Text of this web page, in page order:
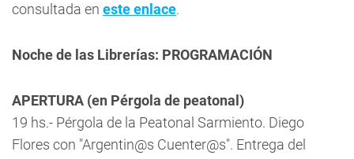
consultada en este enlace.
Noche de las Librerías: PROGRAMACIÓN
APERTURA (en Pérgola de peatonal)
19 hs.- Pérgola de la Peatonal Sarmiento. Diego
Flores con "Argentin@s Cuenter@s". Entrega del